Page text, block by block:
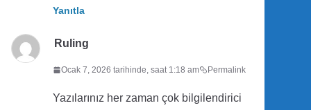
Yanıtla
Ruling
Ocak 7, 2026 tarihinde, saat 1:18 am Permalink
Yazılarınız her zaman çok bilgilendirici